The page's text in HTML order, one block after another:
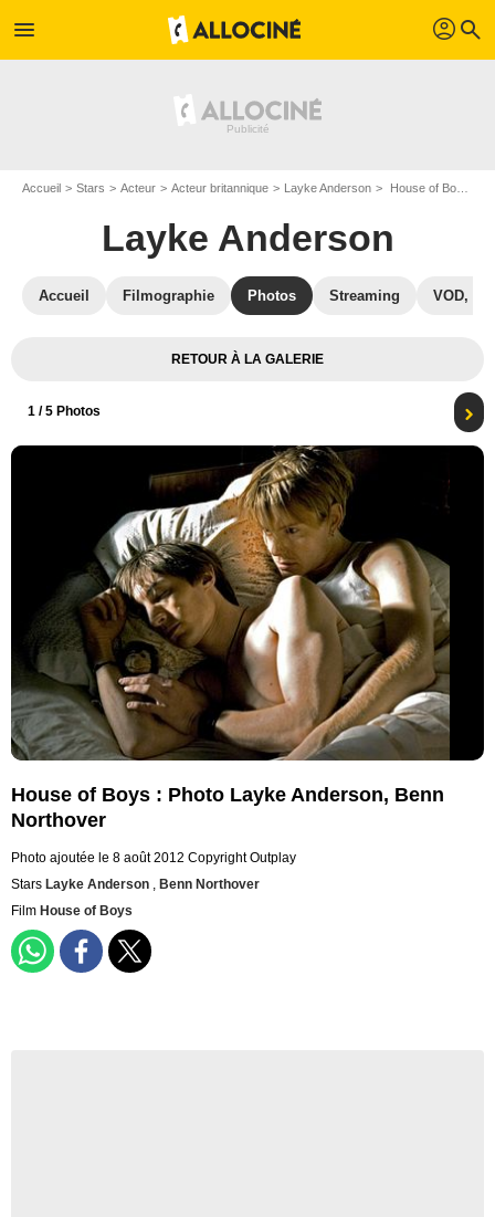
menu profil search
Accueil Stars Acteur Acteur britannique Layke Anderson House of Boys : Photo Layke Anderson, Benn Northover
Layke Anderson
Accueil Filmographie Photos Streaming VOD,
RETOUR À LA GALERIE
1 / 5 Photos
House of Boys : Photo Layke Anderson, Benn
Northover
Photo ajoutée le 8 août 2012 Copyright Outplay
Stars Layke Anderson , Benn Northover
Film House of Boys